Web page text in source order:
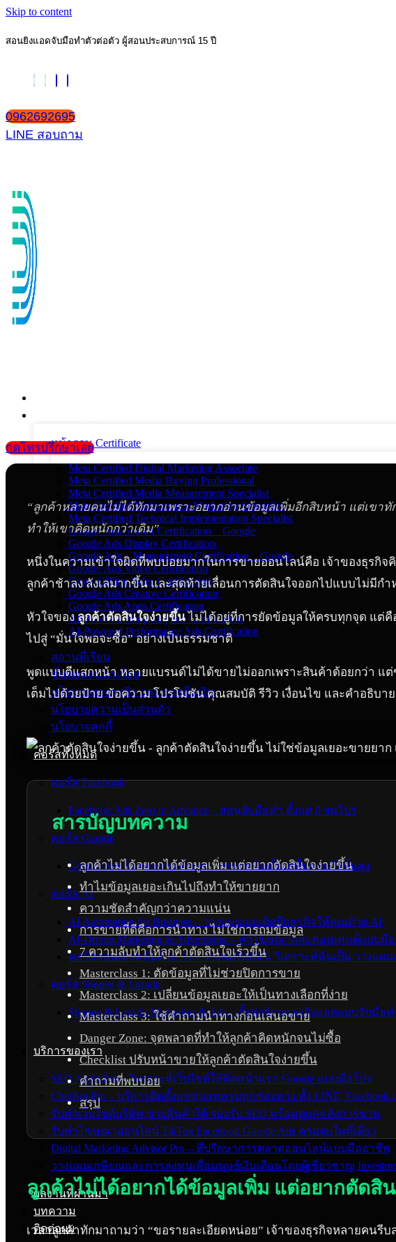
Skip to content
สอนยิงแอดจับมือทำตัวต่อตัว ผู้สอนประสบการณ์ 15 ปี
0962692695
LINE สอบถาม
หน้ารวม Certificate
Meta Certified Digital Marketing Associate
Meta Certified Media Buying Professional
Meta Certified Media Measurement Specialist
Meta Certified Performance Marketing Specialist
Meta Certified Technical Implementation Specialist
Google Ads Search Certification _ Google
Google Ads Display Certification
Google Ads – Measurement Certification _ Google
Google Ads Video Certification
Grow Offline Sales Certification
Google Ads Creative Certification
Google Ads Apps Certification
AI-Powered Shopping ads Certification
AI-Powered Performance Ads Certification
สถานที่เรียน
ขั้นตอนสมัครเรียน
นโยบายทางธุรกิจ และ การคืนเงิน
นโยบายความเป็นส่วนตัว
นโยบายคุกกี้
คอร์สทั้งหมด
คอร์ส Facebook
Facebook Ads Zero to Advance – สอนจับมือทำ ตั้งแต่ 0 จนโปร
คอร์ส Google
Google Ads Beginner to Expert – ทุกเทคนิคตั้งแต่พื้นฐานถึงขั้นสูง
คอร์ส AI
AI Automation for Business – วางแผนและติดปีกธุรกิจให้คุณด้วย AI
AI-Driven Marketing & Advertising – ทำโฆษณาและคอนเทนต์แบบมื
คอร์สสอนเทรดหุ้นด้วย AI – วางพอร์ตแม่น วิเคราะห์หุ้นเป็น วางแผน
คอร์ส Shopee & Lazada
Shopee & Lazada Marketing & Ads – ตั้งค่าร้านและยิงแอดแบบจับมือท
บริการของเรา
SEO Audit Pro – วิเคราะห์เว็บไซต์ให้ติดหน้าแรก Google แบบมือโปร
ChatBot Pro – บริการติดตั้งแชทบอทครบทุกช่องทาง ทั้ง LINE, Facebook
รับทำเว็บไซต์บริษัท ขายสินค้าได้ รองรับ SEO พร้อมดูแลหลังการขาย
รับทำโฆษณาออนไลน์ TikTok Facebook Google Ads ครบจบในที่เดียว
Digital Marketing Advisor Pro – ที่ปรึกษาการตลาดออนไลน์แบบมืออาชีพ
วางแผนเกษียณและการลงทุนเพื่อมนุษย์เงินเดือนโดยผู้เชี่ยวชาญ
ผลงานที่ผ่านมา
บทความ
ติดต่อผม
กดโทรปรึกษาเลย
“ลูกค้าหลายคนไม่ได้ทักมาเพราะอยากอ่านข้อมูลเพิ่มอีกสิบหน้า แต่เขา
ทำให้เขาคิดหนักกว่าเดิม”
หนึ่งในความเข้าใจผิดที่พบบ่อยมากในการขายออนไลน์คือ เจ้าของธุรกิจ
ลูกค้าช้าลง ลังเลมากขึ้น และสุดท้ายเลื่อนการตัดสินใจออกไปแบบไม่มีกำ
หัวใจของลูกค้าตัดสินใจง่ายขึ้น ไม่ได้อยู่ที่การยัดข้อมูลให้ครบทุกจุด แต่
ไปสู่ “มั่นใจพอจะซื้อ” อย่างเป็นธรรมชาติ
พูดแบบตีแสกหน้า หลายแบรนด์ไม่ได้ขายไม่ออกเพราะสินค้าด้อยกว่า แต่
เต็มไปด้วยป้าย ข้อความ โปรโมชัน คุณสมบัติ รีวิว เงื่อนไข และคำอธิบ
สารบัญบทความ
ลูกค้าไม่ได้อยากได้ข้อมูลเพิ่ม แต่อยากตัดสินใจง่ายขึ้น
ทำไมข้อมูลเยอะเกินไปถึงทำให้ขายยาก
ความชัดสำคัญกว่าความแน่น
การขายที่ดีคือการนำทาง ไม่ใช่การถมข้อมูล
7 ความลับทำให้ลูกค้าตัดสินใจเร็วขึ้น
Masterclass 1: ตัดข้อมูลที่ไม่ช่วยปิดการขาย
Masterclass 2: เปลี่ยนข้อมูลเยอะให้เป็นทางเลือกที่ง่าย
Masterclass 3: ใช้คำถามนำทางก่อนเสนอขาย
Danger Zone: จุดพลาดที่ทำให้ลูกค้าคิดหนักจนไม่ซื้อ
Checklist ปรับหน้าขายให้ลูกค้าตัดสินใจง่ายขึ้น
คำถามที่พบบ่อย
สรุป
ลูกค้าไม่ได้อยากได้ข้อมูลเพิ่ม แต่อยากตัดสิ
เวลาลูกค้าทักมาถามว่า “ขอรายละเอียดหน่อย” เจ้าของธุรกิจหลายคน